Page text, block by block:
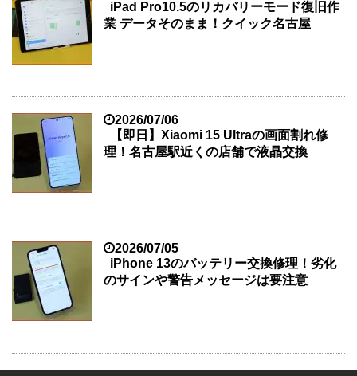
iPad Pro10.5のリカバリーモード復旧作
業 データそのまま！クイック名古屋
2026/07/06
【即日】Xiaomi 15 Ultraの画面割れ修
理！名古屋駅近くの店舗で液晶交換
2026/07/05
iPhone 13のバッテリー交換修理！劣化
のサインや警告メッセージは要注意